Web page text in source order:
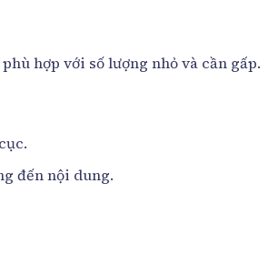
hợp với số lượng nhỏ và cần gấp.
đến nội dung.